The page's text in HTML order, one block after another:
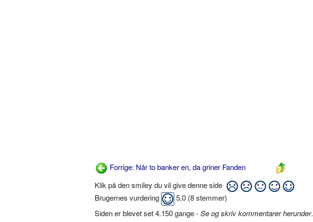
Forrige: Når to banker en, da griner Fanden
Klik på den smiley du vil give denne side
Brugernes vurdering
5,0 (8stemmer)
Siden er blevet set 4.150 gange -Se og skriv kommentarer herunder.